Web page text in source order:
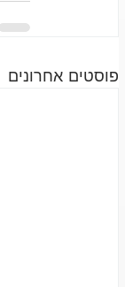
פוסטים אחרונים